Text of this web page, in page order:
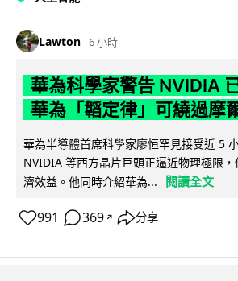
Lawton 6 小時
華為科學家警告 NVIDIA
華為「韜定律」可繞過摩
華為半導體首席科學家廖恒罕見接受近 5
NVIDIA 等西方晶片巨頭正逼近物理極限
濟效益。他同時介紹華為...
閱讀全文
991 369 ↗ 分享